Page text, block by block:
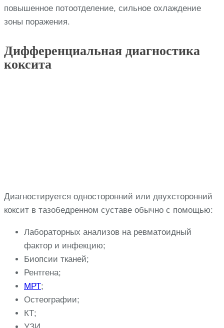
повышенное потоотделение, сильное охлаждение
зоны поражения.
Дифференциальная диагностика
коксита
Диагностируется односторонний или двухсторонний
коксит в тазобедренном суставе обычно с помощью:
Лабораторных анализов на ревматоидный
фактор и инфекцию;
Биопсии тканей;
Рентгена;
МРТ;
Остеографии;
КТ;